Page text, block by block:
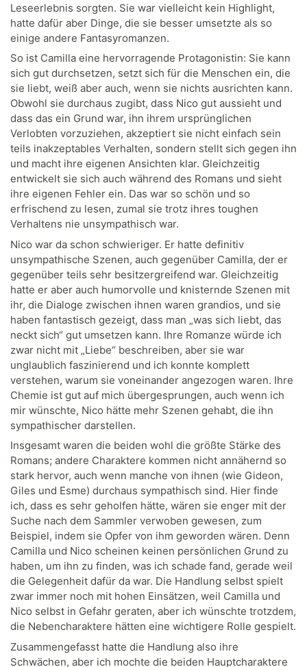
Leseerlebnis sorgten. Sie war vielleicht kein Highlight,
hatte dafür aber Dinge, die sie besser umsetzte als so
einige andere Fantasyromanzen.
So ist Camilla eine hervorragende Protagonistin: Sie kann
sich gut durchsetzen, setzt sich für die Menschen ein, die
sie liebt, weiß aber auch, wenn sie nichts ausrichten kann.
Obwohl sie durchaus zugibt, dass Nico gut aussieht und
dass das ein Grund war, ihn ihrem ursprünglichen
Verlobten vorzuziehen, akzeptiert sie nicht einfach sein
teils inakzeptables Verhalten, sondern stellt sich gegen ihn
und macht ihre eigenen Ansichten klar. Gleichzeitig
entwickelt sie sich auch während des Romans und sieht
ihre eigenen Fehler ein. Das war so schön und so
erfrischend zu lesen, zumal sie trotz ihres toughen
Verhaltens nie unsympathisch war.
Nico war da schon schwieriger. Er hatte definitiv
unsympathische Szenen, auch gegenüber Camilla, der er
gegenüber teils sehr besitzergreifend war. Gleichzeitig
hatte er aber auch humorvolle und knisternde Szenen mit
ihr, die Dialoge zwischen ihnen waren grandios, und sie
haben fantastisch gezeigt, dass man „was sich liebt, das
neckt sich“ gut umsetzen kann. Ihre Romanze würde ich
zwar nicht mit „Liebe“ beschreiben, aber sie war
unglaublich faszinierend und ich konnte komplett
verstehen, warum sie voneinander angezogen waren. Ihre
Chemie ist gut auf mich übergesprungen, auch wenn ich
mir wünschte, Nico hätte mehr Szenen gehabt, die ihn
sympathischer darstellen.
Insgesamt waren die beiden wohl die größte Stärke des
Romans; andere Charaktere kommen nicht annähernd so
stark hervor, auch wenn manche von ihnen (wie Gideon,
Giles und Esme) durchaus sympathisch sind. Hier finde
ich, dass es sehr geholfen hätte, wären sie enger mit der
Suche nach dem Sammler verwoben gewesen, zum
Beispiel, indem sie Opfer von ihm geworden wären. Denn
Camilla und Nico scheinen keinen persönlichen Grund zu
haben, um ihn zu finden, was ich schade fand, gerade weil
die Gelegenheit dafür da war. Die Handlung selbst spielt
zwar immer noch mit hohen Einsätzen, weil Camilla und
Nico selbst in Gefahr geraten, aber ich wünschte trotzdem,
die Nebencharaktere hätten eine wichtigere Rolle gespielt.
Zusammengefasst hatte die Handlung also ihre
Schwächen, aber ich mochte die beiden Hauptcharaktere